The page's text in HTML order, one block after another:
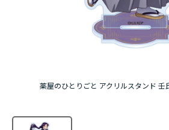
『ふつつかな悪女ではございます
薬屋のひとりごと アクリルスタンド 壬